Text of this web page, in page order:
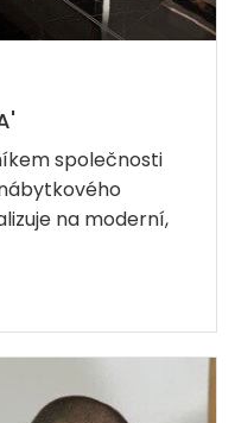
společnosti
na moderní,